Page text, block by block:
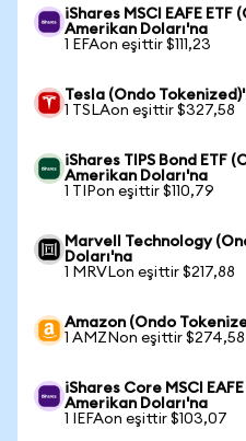
iShares MSCI EAFE
Amerikan Doları'na
1 EFAon eşittir $111,23
Tesla (Ondo
1 TSLAon eşittir $327,58
iShares TIPS Bond ETF
Amerikan Doları'na
1 TIPon eşittir $110,79
Marvell Technology
Doları'na
1 MRVLon eşittir $217,88
Amazon (Ondo
1 AMZNon eşittir $274,58
iShares Core MSCI
Amerikan Doları'na
1 IEFAon eşittir $103,07